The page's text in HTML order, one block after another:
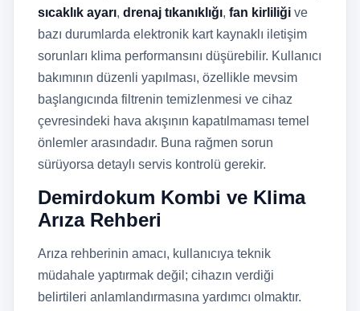
sıcaklık ayarı, drenaj tıkanıklığı, fan kirliliği ve
bazı durumlarda elektronik kart kaynaklı iletişim
sorunları klima performansını düşürebilir. Kullanıcı
bakımının düzenli yapılması, özellikle mevsim
başlangıcında filtrenin temizlenmesi ve cihaz
çevresindeki hava akışının kapatılmaması temel
önlemler arasındadır. Buna rağmen sorun
sürüyorsa detaylı servis kontrolü gerekir.
Demirdokum Kombi ve Klima
Arıza Rehberi
Arıza rehberinin amacı, kullanıcıya teknik
müdahale yaptırmak değil; cihazın verdiği
belirtileri anlamlandırmasına yardımcı olmaktır.